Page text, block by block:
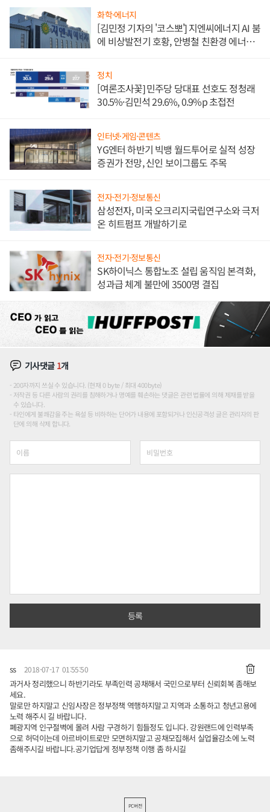
화학·에너지
[김민정 기자의 '코스뽀'] 지엔씨에너지 AI 붐
에 비상발전기 호황, 안병철 친환경 에너지
정치
[여론조사꽃] 민주당 당대표 선호도 정청래
30.5%·김민석 29.6%, 0.9%p 초접전
인터넷·게임·콘텐츠
YG엔터 하반기 빅뱅 월드투어로 실적 성장
증권가 전망, 신인 보이그룹도 주목
전자·전기·정보통신
삼성전자, 미국 오크리지국립연구소와 극저
온 히트펌프 개발하기로
전자·전기·정보통신
SK하이닉스 통합노조 설립 움직임 본격화,
성과급 체계 불만에 3500명 결집
기사댓글 1개
200자까지 쓰실 수 있습니다. (현재 0 byte / 최대 400byte)
저작권 등 다른 사람의 권리를 침해하거나 명예를 훼손하는 댓글은 관련 법률에 의해 제재를 받을
수 있습니다.
타인에게 불쾌감을 주는 욕설 등 비하하는 단어가 내용에 포함되거나 인신공격성 글은 관리자의 판
단에 의해 삭제 합니다.
ss 2018-07-17 01:55:50
과거사 정리했으니 하반기라도 부족인력 공채해서 국민으로부터 신뢰회복 좀해보
세요.
말로만 하지말고 신임사장은 정부정책 역행하지말고 지역과 소통하고 청년고용에
노력 해주시 길 바랍니다.
폐광지역 인구절벽에 몰려 사람 구경하기 힘들정도 입니다. 강원랜드에 인력부족
으로 허덕이는데 아르바이트로만 모면하지말고 공채모집해서 실업율감소에 노력
좀해주시길 바랍니다.공기업답게 정부정책 이행 좀 하시길
PC버전